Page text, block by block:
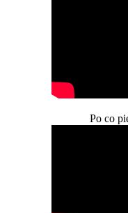
Po co